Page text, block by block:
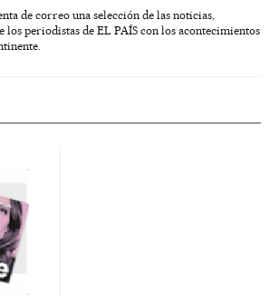
de correo una selección de las noticias,
los periodistas de EL PAÍS con los acontecimientos